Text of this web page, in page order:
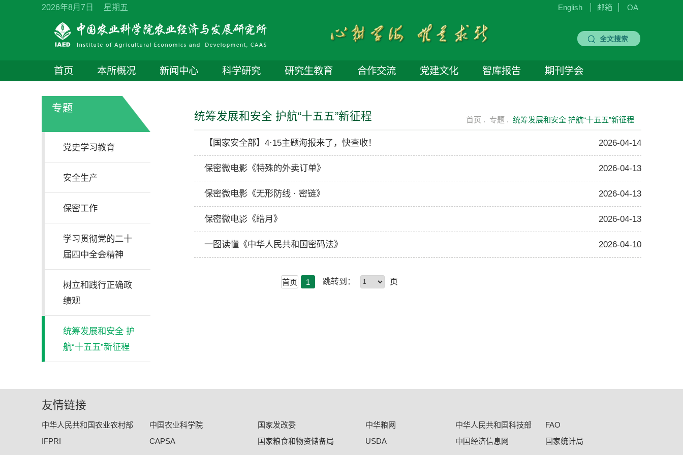
English 邮箱 OA
2026年8月7日 星期五
首页 本所概况 新闻中心 科学研究 研究生教育 合作交流 党建文化 智库报告 期刊学会
专题
党史学习教育
安全生产
保密工作
学习贯彻党的二十
届四中全会精神
树立和践行正确政
绩观
统筹发展和安全 护
航“十五五”新征程
统筹发展和安全 护航“十五五”新征程 首页 . 专题 . 统筹发展和安全 护航“十五五”新征程
【国家安全部】4·15主题海报来了，快查收！ 2026-04-14
保密微电影《特殊的外卖订单》 2026-04-13
保密微电影《无形防线 · 密链》 2026-04-13
保密微电影《皓月》 2026-04-13
一图读懂《中华人民共和国密码法》 2026-04-10
首页 1 跳转到： 页
友情链接
中华人民共和国农业农村部 中国农业科学院 国家发改委 中华粮网 中华人民共和国科技部
FAO
IFPRI
CAPSA 国家粮食和物资储备局 USDA 中国经济信息网 国家统计局